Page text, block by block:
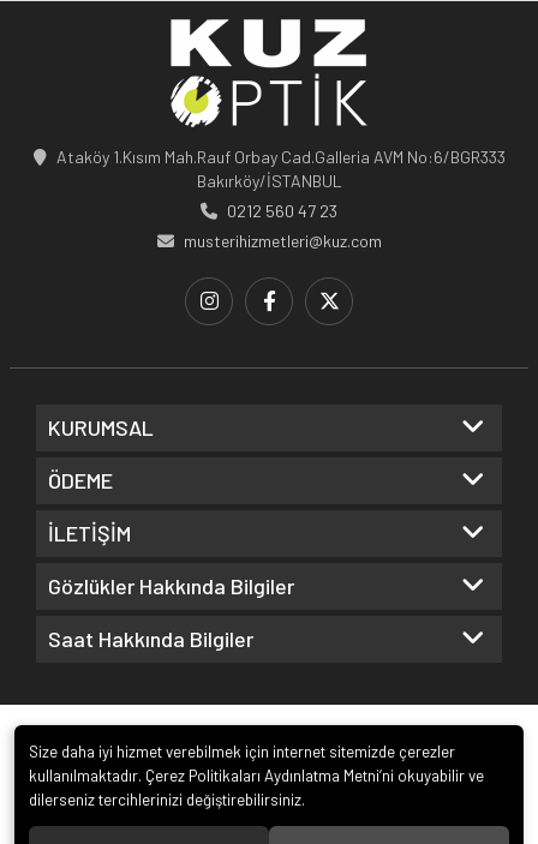
Ataköy 1.Kısım Mah.Rauf Orbay Cad.Galleria AVM No:6/BGR333
Bakırköy/İSTANBUL
0212 560 47 23
musterihizmetleri@kuz.com
KURUMSAL
ÖDEME
İLETİŞİM
Gözlükler Hakkında Bilgiler
Saat Hakkında Bilgiler
Size daha iyi hizmet verebilmek için internet sitemizde çerezler
kullanılmaktadır. Çerez Politikaları Aydınlatma Metni’ni okuyabilir ve
dilerseniz tercihlerinizi değiştirebilirsiniz.